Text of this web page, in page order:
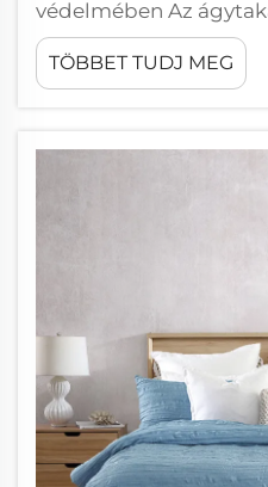
védelmében Az
használatának
védelmében a foltoktól
ágytakaróhuzat első
amelyeket az alvás
TÖBBET TUDJ MEG